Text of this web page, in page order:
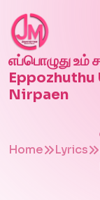
எப்பொழுது உம்
Eppozhuthu
Nirpaen
Home Lyrics